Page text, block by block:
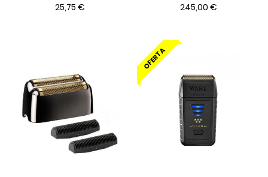
25,75 € 245,00 €
OFERTA